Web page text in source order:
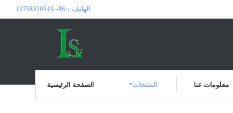
الهاتف ::86--13758310543
الصفحة الرئيسية المنتجات معلومات عنا